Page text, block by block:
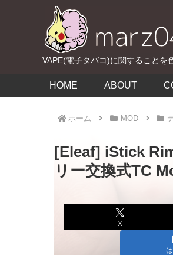
VAPE(電子タバコ)に関することを
HOME ABOUT
ホーム MOD
[Eleaf] iStick
リー交換式TC
X